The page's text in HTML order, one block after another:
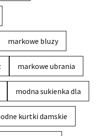
markowe bluzy
markowe ubrania
modna sukienka dla
kurtki damskie